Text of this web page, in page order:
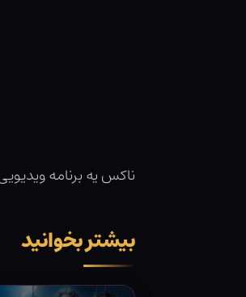
ناکس یه برنامه
بیشتر بخوانید